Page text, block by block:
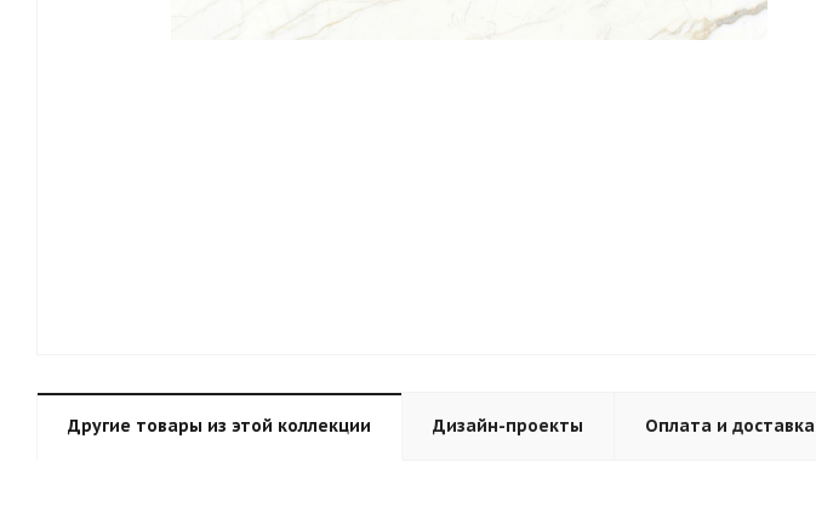
Другие товары из этой коллекции Дизайн-проекты Оплата и доставка